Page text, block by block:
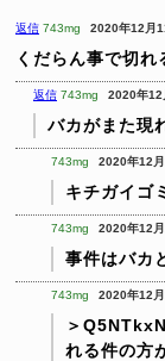
返信 743mg 2020年12月
くだらん事で切れ
返信 743mg 2020年12
バカがまた現
743mg 2020年12
キチガイゴ
743mg 2020年12
事件はバカ
743mg 2020年12
＞
れる件の方